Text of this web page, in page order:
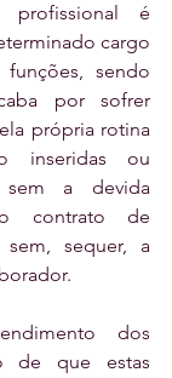
é
cargo
sendo
por sofrer
própria rotina
inseridas ou
sem a devida
contrato de
sequer, a
dos
de que estas